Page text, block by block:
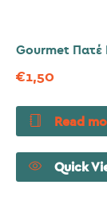
Gourmet Πατέ
€1,50
Read
Quick